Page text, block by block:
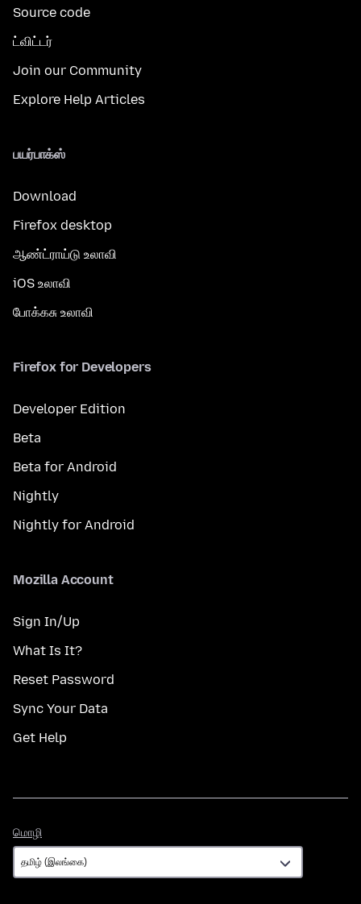
Source code
ட்விட்டர்
Join our Community
Explore Help Articles
பயர்பாக்ஸ்
Download
Firefox desktop
ஆண்ட்ராய்டு உலாவி
iOS உலாவி
போக்கசு உலாவி
Firefox for Developers
Developer Edition
Beta
Beta for Android
Nightly
Nightly for Android
Mozilla Account
Sign In/Up
What Is It?
Reset Password
Sync Your Data
Get Help
மொழி